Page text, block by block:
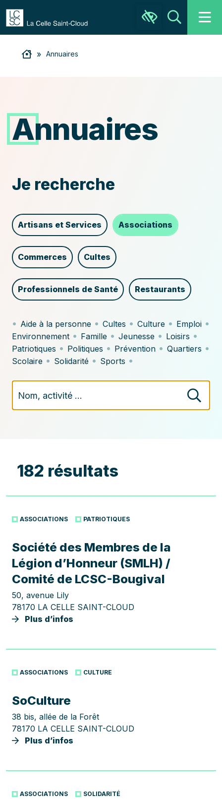
Ouvrir la barre d’outils
» Annuaires
Annuaires
le
service
ou
le
produit
dans
annuaires.
Je recherche
Artisans et Services Associations
Commerces Cultes
Professionnels de Santé Restaurants
• Aide à la personne • Cultes • Culture • Emploi •
Environnement • Famille • Jeunesse • Loisirs •
Patriotiques • Politiques • Prévention • Quartiers •
Scolaire • Solidarité • Sports •
182 résultats
ASSOCIATIONS PATRIOTIQUES
Société des Membres de la
Légion d’Honneur (SMLH) /
Comité de LCSC-Bougival
50, avenue Lily
78170 LA CELLE SAINT-CLOUD
Plus d’infos
ASSOCIATIONS CULTURE
SoCulture
38 bis, allée de la Forêt
78170 LA CELLE SAINT-CLOUD
Plus d’infos
ASSOCIATIONS SOLIDARITÉ